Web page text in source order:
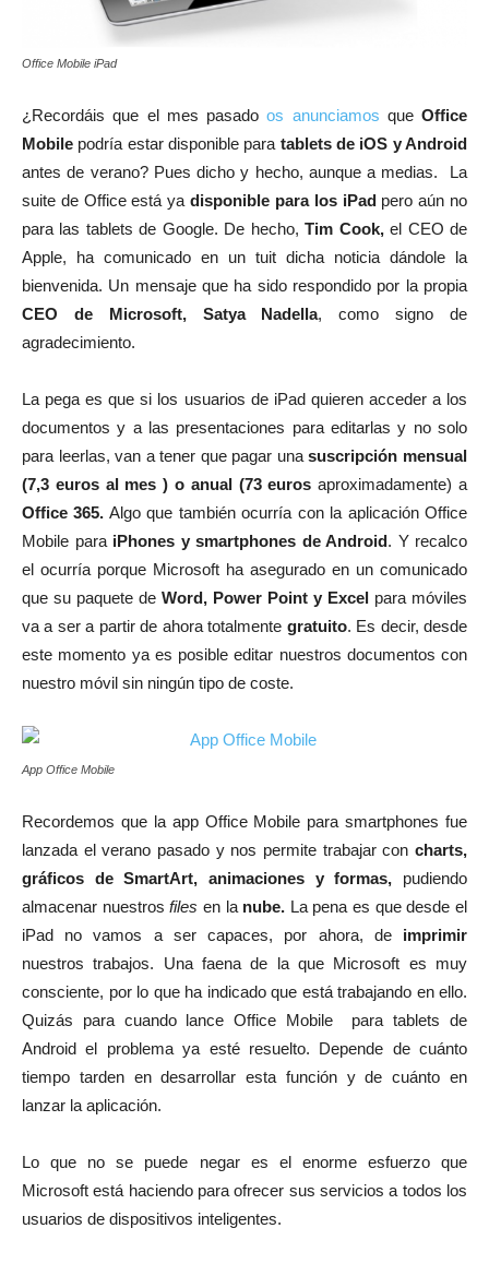
Office Mobile iPad
¿Recordáis que el mes pasado os anunciamos que Office
Mobile podría estar disponible para tablets de iOS y Android
antes de verano? Pues dicho y hecho, aunque a medias. La
suite de Office está yadisponible para los iPadpero aún no
para las tablets de Google. De hecho,Tim Cook,el CEO de
Apple, ha comunicado en un tuit dicha noticia dándole la
bienvenida. Un mensaje que ha sido respondido por la propia
CEO de Microsoft, Satya Nadella, como signo de
agradecimiento.
La pega es que si los usuarios de iPad quieren acceder a los
documentos y a las presentaciones para editarlas y no solo
para leerlas, van a tener que pagar unasuscripción mensual
(7,3 euros al mes ) o anual (73 euros aproximadamente) a
Office 365. Algo que también ocurría con la aplicación Office
Mobile para iPhones y smartphones de Android. Y recalco
el ocurría porque Microsoft ha asegurado en un comunicado
que su paquete de Word, Power Point y Excel para móviles
va a ser a partir de ahora totalmente gratuito. Es decir, desde
este momento ya es posible editar nuestros documentos con
nuestro móvil sin ningún tipo de coste.
App Office Mobile
Recordemos que la app Office Mobile para smartphones fue
lanzada el verano pasado y nos permite trabajar con charts,
gráficos de SmartArt, animaciones y formas, pudiendo
almacenar nuestrosfiles en la nube. La pena es que desde el
iPad no vamos a ser capaces, por ahora, de imprimir
nuestros trabajos. Una faena de la que Microsoft es muy
consciente, por lo que ha indicado que está trabajando en ello.
Quizás para cuando lance Office Mobile para tablets de
Android el problema ya esté resuelto. Depende de cuánto
tiempo tarden en desarrollar esta función y de cuánto en
lanzar la aplicación.
Lo que no se puede negar es el enorme esfuerzo que
Microsoft está haciendo para ofrecer sus servicios a todos los
usuarios de dispositivos inteligentes.